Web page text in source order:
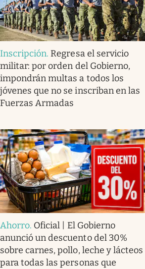
Inscripción. Regresa el servicio
militar: por orden del Gobierno,
impondrán multas a todos los
jóvenes que no se inscriban en las
Fuerzas Armadas
Ahorro. Oficial | El Gobierno
anunció un descuento del 30%
sobre carnes, pollo, leche y lácteos
para todas las personas que